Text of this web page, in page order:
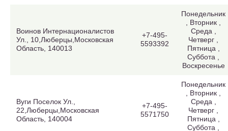
Воинов Интернационалистов
Ул., 10,Люберцы,Московская
Область, 140013
+7-495-
5593392
Понедельник
, Вторник ,
Среда ,
Четверг ,
Пятница ,
Суббота ,
Воскресенье
Вуги Поселок Ул.,
22,Люберцы,Московская
Область, 140004
+7-495-
5571750
Понедельник
, Вторник ,
Среда ,
Четверг ,
Пятница ,
Суббота ,